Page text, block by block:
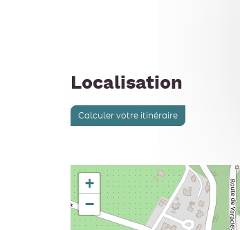
Localisation
Calculer votre itinéraire
+
−